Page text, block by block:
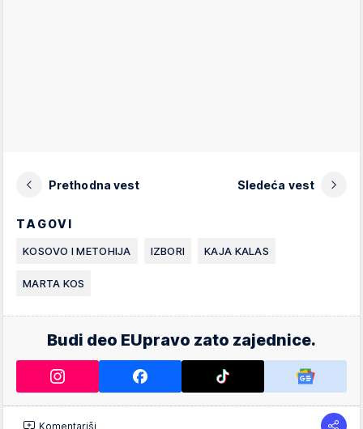
Prethodna vest Sledeća vest
TAGOVI
KOSOVO I METOHIJA IZBORI KAJA KALAS
MARTA KOS
Budi deo EUpravo zato zajednice.
Komentariši